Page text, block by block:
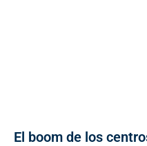
El boom de los